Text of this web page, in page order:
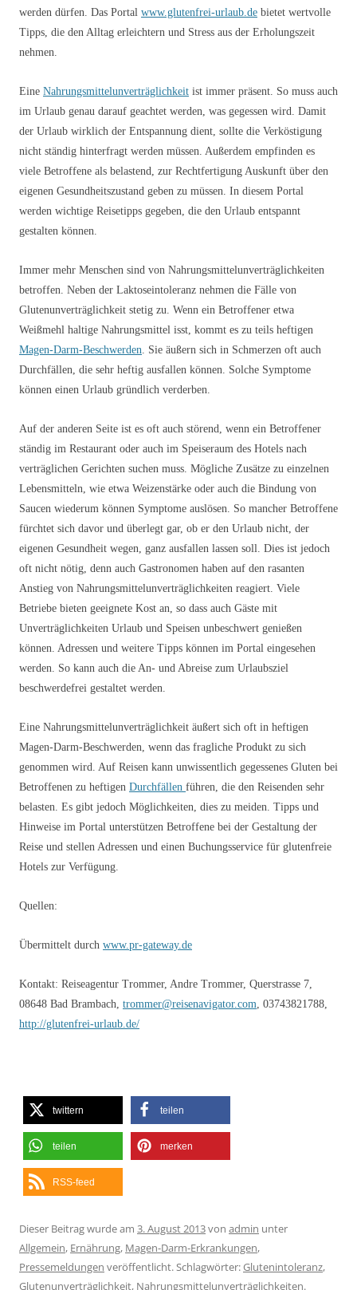
werden dürfen. Das Portal www.glutenfrei-urlaub.de bietet wertvolle
Tipps, die den Alltag erleichtern und Stress aus der Erholungszeit
nehmen.
Eine Nahrungsmittelunverträglichkeit ist immer präsent. So muss auch
im Urlaub genau darauf geachtet werden, was gegessen wird. Damit
der Urlaub wirklich der Entspannung dient, sollte die Verköstigung
nicht ständig hinterfragt werden müssen. Außerdem empfinden es
viele Betroffene als belastend, zur Rechtfertigung Auskunft über den
eigenen Gesundheitszustand geben zu müssen. In diesem Portal
werden wichtige Reisetipps gegeben, die den Urlaub entspannt
gestalten können.
Immer mehr Menschen sind von Nahrungsmittelunverträglichkeiten
betroffen. Neben der Laktoseintoleranz nehmen die Fälle von
Glutenunverträglichkeit stetig zu. Wenn ein Betroffener etwa
Weißmehl haltige Nahrungsmittel isst, kommt es zu teils heftigen
Magen-Darm-Beschwerden. Sie äußern sich in Schmerzen oft auch
Durchfällen, die sehr heftig ausfallen können. Solche Symptome
können einen Urlaub gründlich verderben.
Auf der anderen Seite ist es oft auch störend, wenn ein Betroffener
ständig im Restaurant oder auch im Speiseraum des Hotels nach
verträglichen Gerichten suchen muss. Mögliche Zusätze zu einzelnen
Lebensmitteln, wie etwa Weizenstärke oder auch die Bindung von
Saucen wiederum können Symptome auslösen. So mancher Betroffene
fürchtet sich davor und überlegt gar, ob er den Urlaub nicht, der
eigenen Gesundheit wegen, ganz ausfallen lassen soll. Dies ist jedoch
oft nicht nötig, denn auch Gastronomen haben auf den rasanten
Anstieg von Nahrungsmittelunverträglichkeiten reagiert. Viele
Betriebe bieten geeignete Kost an, so dass auch Gäste mit
Unverträglichkeiten Urlaub und Speisen unbeschwert genießen
können. Adressen und weitere Tipps können im Portal eingesehen
werden. So kann auch die An- und Abreise zum Urlaubsziel
beschwerdefrei gestaltet werden.
Eine Nahrungsmittelunverträglichkeit äußert sich oft in heftigen
Magen-Darm-Beschwerden, wenn das fragliche Produkt zu sich
genommen wird. Auf Reisen kann unwissentlich gegessenes Gluten bei
Betroffenen zu heftigen Durchfällen führen, die den Reisenden sehr
belasten. Es gibt jedoch Möglichkeiten, dies zu meiden. Tipps und
Hinweise im Portal unterstützen Betroffene bei der Gestaltung der
Reise und stellen Adressen und einen Buchungsservice für glutenfreie
Hotels zur Verfügung.
Quellen:
Übermittelt durch www.pr-gateway.de
Kontakt: Reiseagentur Trommer, Andre Trommer, Querstrasse 7,
08648 Bad Brambach, trommer@reisenavigator.com, 03743821788,
http://glutenfrei-urlaub.de/
twittern teilen
teilen merken
RSS-feed
Dieser Beitrag wurde am 3. August 2013von admin unter
Allgemein, Ernährung, Magen-Darm-Erkrankungen,
Pressemeldungen veröffentlicht. Schlagwörter:Glutenintoleranz,
Glutenunverträglichkeit, Nahrungsmittelunverträglichkeiten.